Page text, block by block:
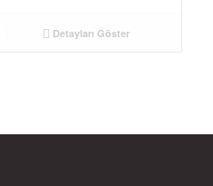
Detayları Göster